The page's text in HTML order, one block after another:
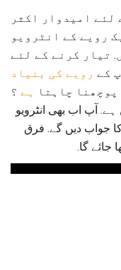
لئے امیدوار اکثر
رویے کے انٹرویو
تیار کرنے کے لئے
کے رویے کی بنیاد
پوچھنا چاہتا ہے ؟
آپ اب بھی انٹرویو
جواب دیں گے. فرق
جائے گا.